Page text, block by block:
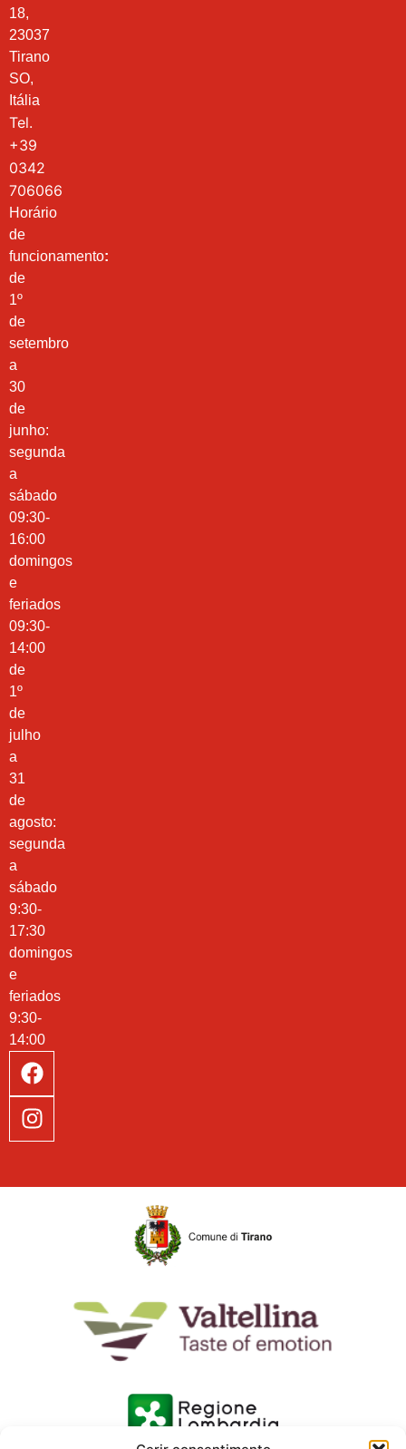
18,
23037
Tirano
SO,
Itália
Tel.
+39
0342
706066
Horário
de
funcionamento:
de
1º
de
setembro
a
30
de
junho:
segunda
a
sábado
09:30-
16:00
domingos
e
feriados
09:30-
14:00
de
1º
de
julho
a
31
de
agosto:
segunda
a
sábado
9:30-
17:30
domingos
e
feriados
9:30-
14:00